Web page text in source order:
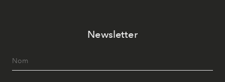
Newsletter